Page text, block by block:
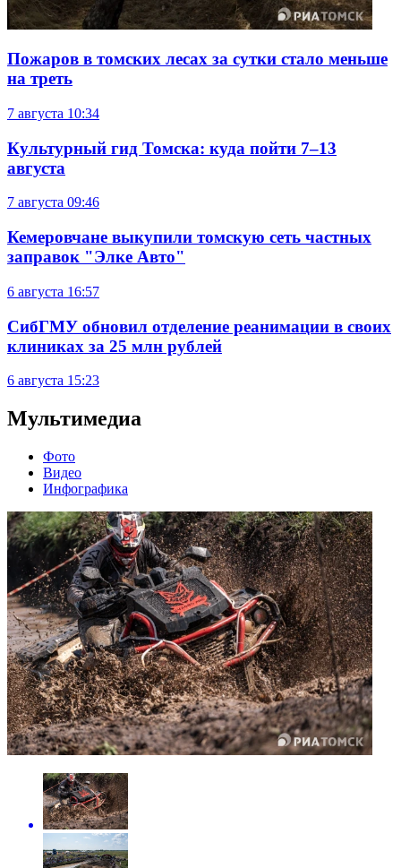
Пожаров в томских лесах за сутки стало меньше
на треть
7 августа 10:34
Культурный гид Томска: куда пойти 7–13
августа
7 августа 09:46
Кемеровчане выкупили томскую сеть частных
заправок "Элке Авто"
6 августа 16:57
СибГМУ обновил отделение реанимации в своих
клиниках за 25 млн рублей
6 августа 15:23
Мультимедиа
Фото
Видео
Инфографика